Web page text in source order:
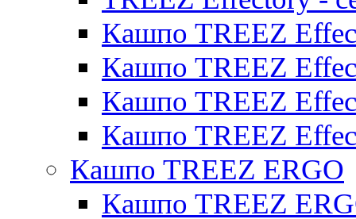
Кашпо TREEZ
Кашпо TREEZ
Кашпо TREEZ
Кашпо TREEZ
Кашпо TREEZ ERGO
Кашпо TREEZ